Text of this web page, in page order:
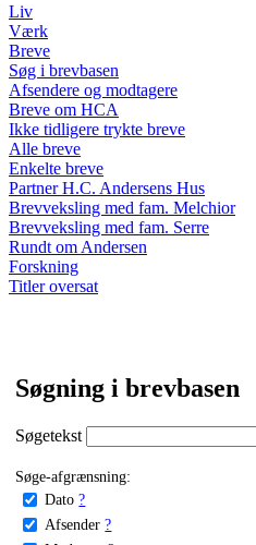
Liv
Værk
Breve
Søg i brevbasen
Afsendere og modtagere
Breve om HCA
Ikke tidligere trykte breve
Alle breve
Enkelte breve
Partner H.C. Andersens Hus
Brevveksling med fam. Melchior
Brevveksling med fam. Serre
Rundt om Andersen
Forskning
Titler oversat
Søgning i brevbasen
Søgetekst
Søge-afgrænsning:
Dato ?
Afsender ?